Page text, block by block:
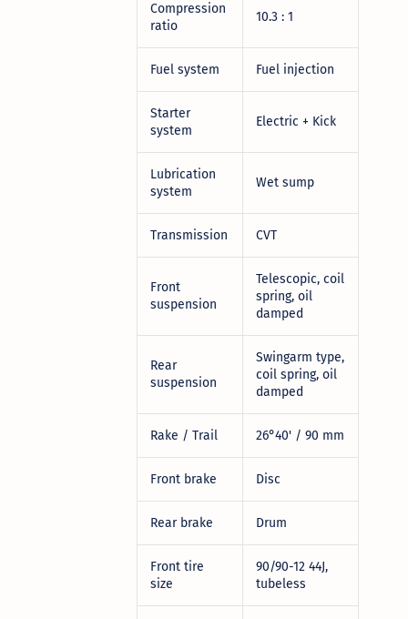
Compression
ratio
10.3 : 1
Fuel system Fuel injection
Starter
system
Electric + Kick
Lubrication
system
Wet sump
Transmission CVT
Front
suspension
Telescopic, coil
spring, oil
damped
Rear
suspension
Swingarm type,
coil spring, oil
damped
Rake / Trail 26°40' / 90 mm
Front brake Disc
Rear brake Drum
Front tire
size
90/90-12 44J,
tubeless